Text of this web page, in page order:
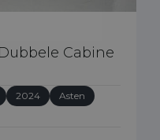
Dubbele Cabine
2024
Asten